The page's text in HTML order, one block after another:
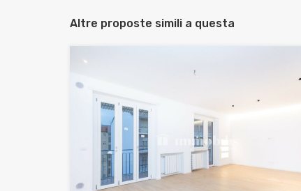
Altre proposte simili a questa